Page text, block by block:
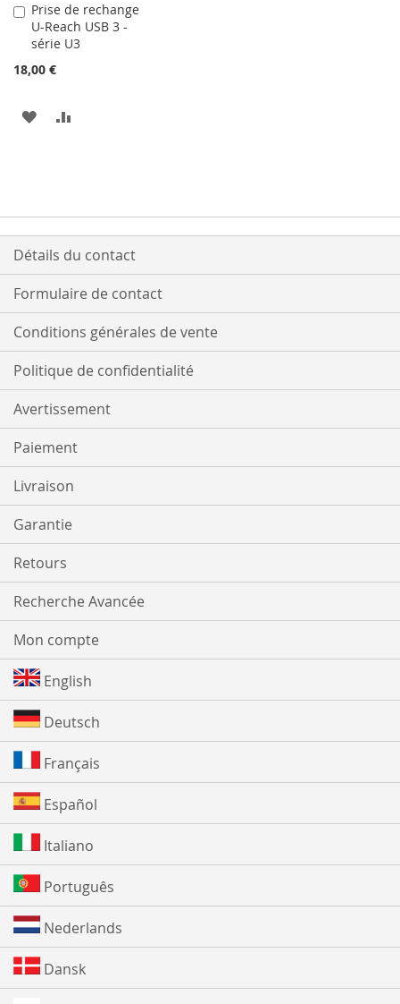
Prise de rechange
U-Reach USB 3 -
série U3
18,00 €
Ajouter
au
panier
AJOUTER
D’ENVIE
Détails du contact
Formulaire de contact
Conditions générales de vente
Politique de confidentialité
Avertissement
Paiement
Livraison
Garantie
Retours
Recherche Avancée
Mon compte
English
Deutsch
Français
Español
Italiano
Português
Nederlands
Dansk